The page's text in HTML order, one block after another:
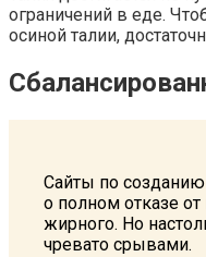
ограничений в еде.
осиной талии,
Сайты по
о полном отказе
жирного. Но
чревато срывами.